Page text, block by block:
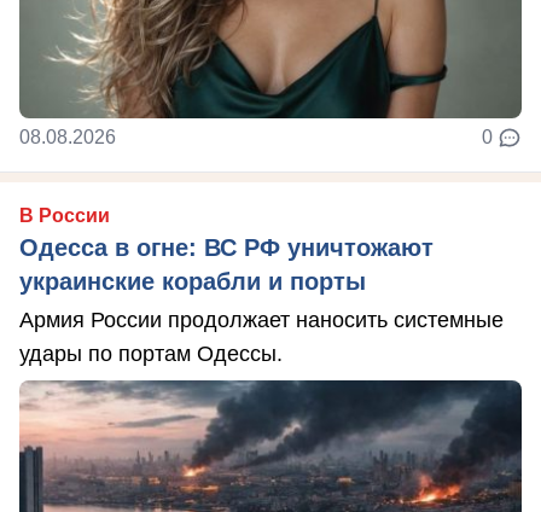
08.08.2026 0
В России
Одесса в огне: ВС РФ уничтожают
украинские корабли и порты
Армия России продолжает наносить системные
удары по портам Одессы.